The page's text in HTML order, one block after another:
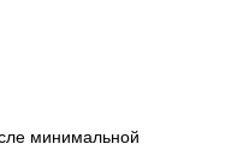
минимальной